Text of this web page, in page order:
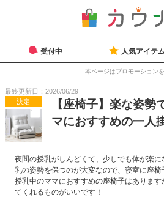
受付中 人気アイテム
本ページはプロモーション
最終更新日：2026/06/29
決定
【座椅子】楽な姿勢
マにおすすめの一人
夜間の授乳がしんどくて、少しでも体が楽
乳の姿勢を保つのが大変なので、寝室に座椅
授乳中のママにおすすめの座椅子はありま
てくれるものがいいです！